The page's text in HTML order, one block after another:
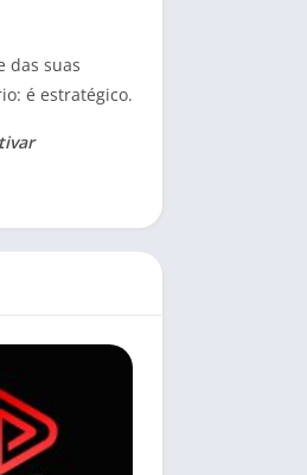
das suas
é estratégico.